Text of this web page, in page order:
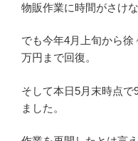
物販作業に時間がさけ
でも今年4月上旬から
万円まで回復。
そして本日5月末時点で
ました。